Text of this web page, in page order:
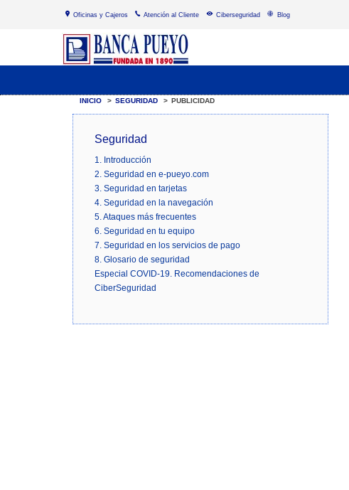
Oficinas y Cajeros Atención al Cliente Ciberseguridad Blog
INICIO > SEGURIDAD > PUBLICIDAD
Seguridad
1. Introducción
2. Seguridad en e-pueyo.com
3. Seguridad en tarjetas
4. Seguridad en la navegación
5. Ataques más frecuentes
6. Seguridad en tu equipo
7. Seguridad en los servicios de pago
8. Glosario de seguridad
Especial COVID-19. Recomendaciones de
CiberSeguridad